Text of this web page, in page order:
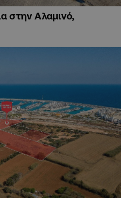
στην Αλαμινό,